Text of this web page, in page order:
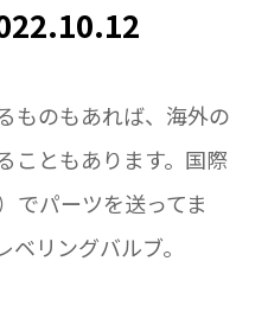
ものもあれば、海外の
こともあります。国際
でパーツを送ってま
リングバルブ。